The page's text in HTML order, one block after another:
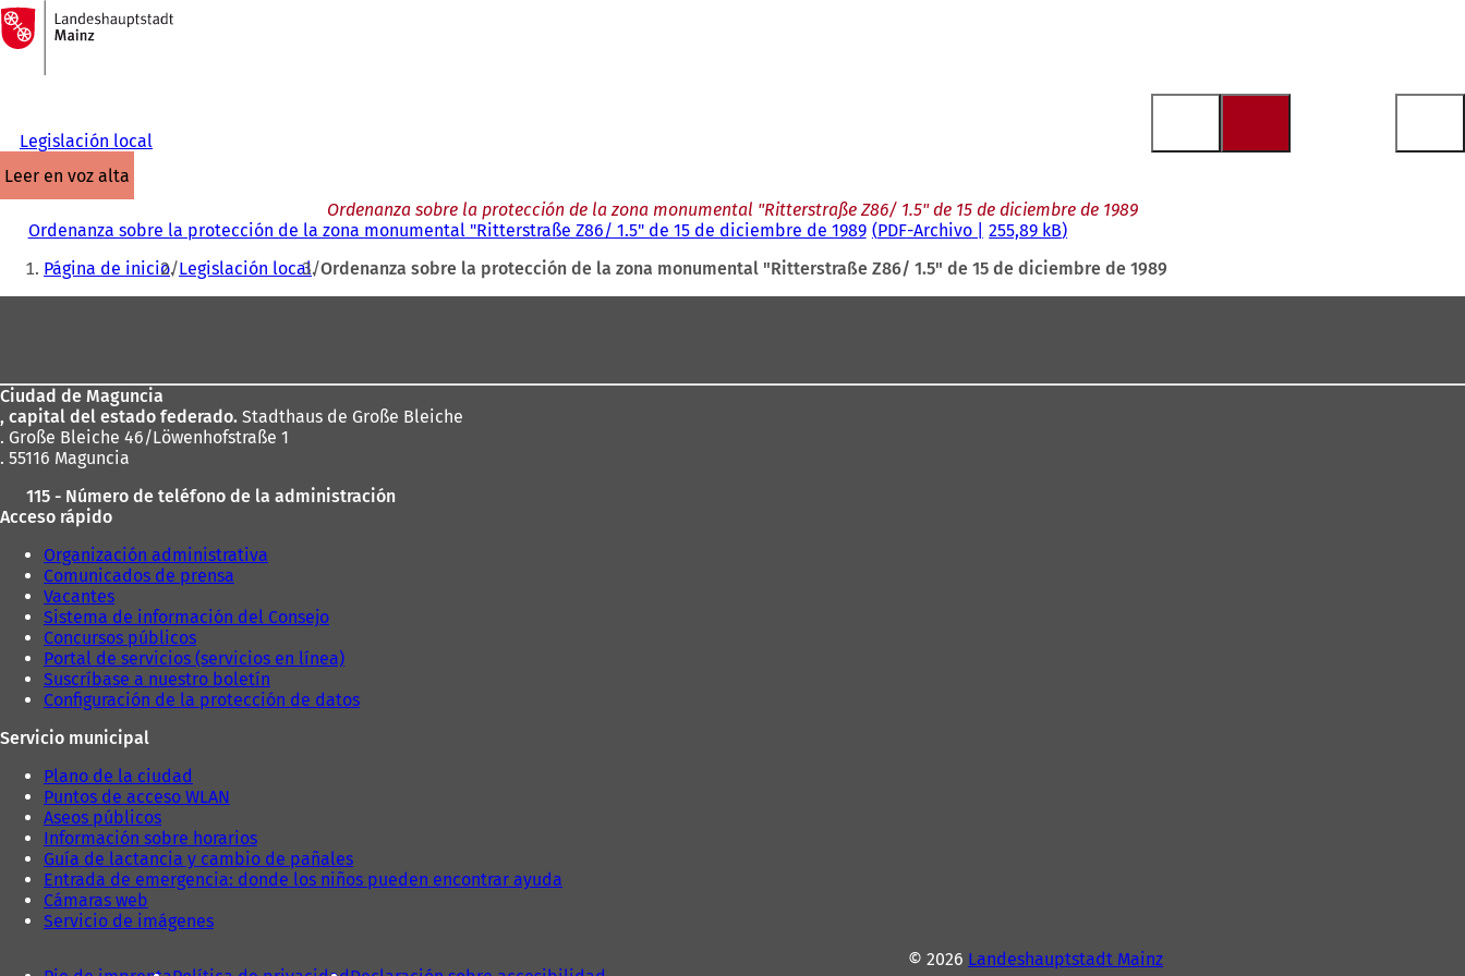
Saltar al contenido
A
la
página
Legislación local
leer en voz alta
Ordenanza sobre la protección de la zona monumental "Ritterstraße Z86/ 1.5" de 15 de diciembre de 1989
Ordenanza sobre la protección de la zona monumental "Ritterstraße Z86/ 1.5" de 15 de diciembre de 1989 PDF-Archivo 255,89 kB
Estás
aquí:
Página de inicio Legislación local Ordenanza sobre la protección de la zona monumental "Ritterstraße Z86/ 1.5" de 15 de diciembre de 1989
pies
Ciudad de Maguncia
, capital del estado federado. Stadthaus de Große Bleiche
. Große Bleiche 46/Löwenhofstraße 1
. 55116 Maguncia
115 - Número de teléfono de la administración
Acceso rápido
Organización administrativa
Comunicados de prensa
Vacantes
Sistema de información del Consejo
Concursos públicos
Portal de servicios (servicios en línea)
Suscríbase a nuestro boletín
Configuración de la protección de datos
Servicio municipal
Plano de la ciudad
Puntos de acceso WLAN
Aseos públicos
Información sobre horarios
Guía de lactancia y cambio de pañales
Entrada de emergencia: donde los niños pueden encontrar ayuda
Cámaras web
Servicio de imágenes
© 2026 Landeshauptstadt Mainz